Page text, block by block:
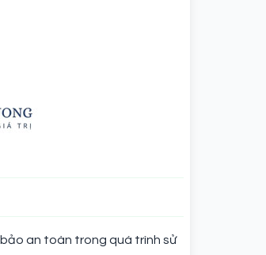
an toàn trong quá trình sử